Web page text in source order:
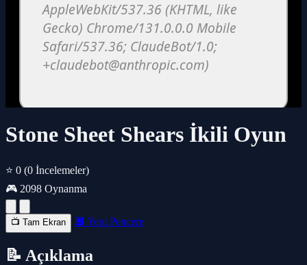
Stone Sheet Shears İkili Oyun
⭐ 0 (0 İncelemeler)
🎮 2098 Oynanma
📺 Tam Ekran 🔲 Yeni Pencere
📝 Açıklama